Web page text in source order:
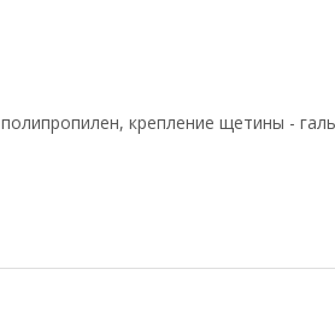
крепление щетины -